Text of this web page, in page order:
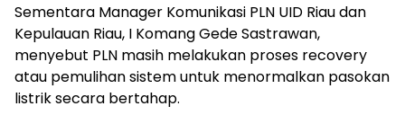
Sementara Manager Komunikasi PLN UID Riau dan
Kepulauan Riau, I Komang Gede Sastrawan,
menyebut PLN masih melakukan proses recovery
atau pemulihan sistem untuk menormalkan pasokan
listrik secara bertahap.